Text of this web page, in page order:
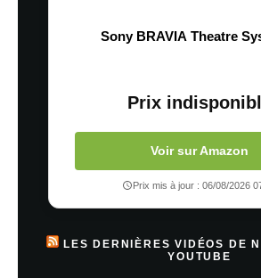
Sony BRAVIA Theatre
Prix
Voir sur Amazon
Prix mis à jour : 06/08/2026
LES DERNIÈRES VIDÉOS DE
YOUTUBE